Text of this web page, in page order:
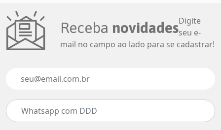
Receba novidadesDigite
seu e-
mail no campo ao lado para se cadastrar!